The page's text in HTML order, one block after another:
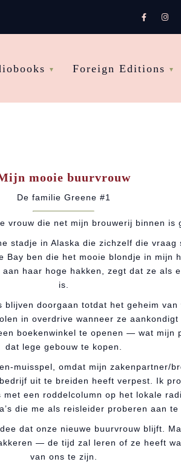
FB
Foreign Editions
mooie buurvrouw
De familie Greene #1
vrouw die net mijn brouwerij binnen is
stadje in Alaska die zichzelf die vraag
Bay ben die het mooie blondje in mijn
haar hoge hakken, zegt dat ze als
is.
blijven doorgaan totdat het geheim
in overdrive wanneer ze
boekenwinkel te openen — wat mijn
dat lege gebouw te kopen.
muisspel, omdat mijn zakenpartner/
uit te breiden heeft verpest. Ik
met een roddelcolumn op het lokale
die me als reisleider proberen aan te
dat onze nieuwe buurvrouw blijft.
— de tijd zal leren of ze heeft
van ons te zijn.